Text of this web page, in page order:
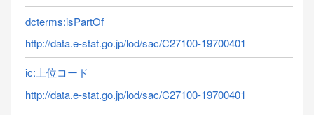
dcterms:isPartOf
http://data.e-stat.go.jp/lod/sac/C27100-19700401
ic:上位コード
http://data.e-stat.go.jp/lod/sac/C27100-19700401